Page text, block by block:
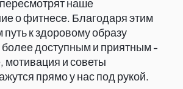
о фитнесе. Благодаря этим
к здоровому образу
более доступным и приятным -
мотивация и советы
прямо у нас под рукой.